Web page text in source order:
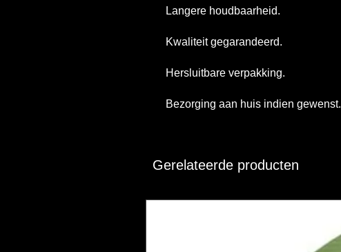
Langere houdbaarheid.
Kwaliteit gegarandeerd.
Hersluitbare verpakking.
Bezorging aan huis indien gewenst.
Gerelateerde producten